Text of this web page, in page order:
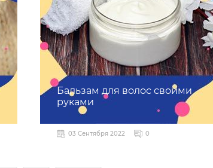
Бальзам для волос своими
руками
03 Сентября 2022 0